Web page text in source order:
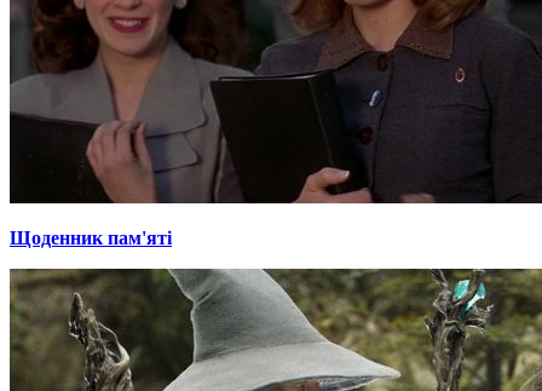
Щоденник пам'яті